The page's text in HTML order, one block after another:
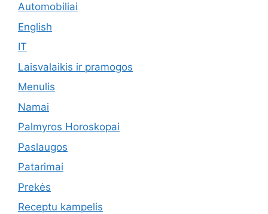
Automobiliai
English
IT
Laisvalaikis ir pramogos
Menulis
Namai
Palmyros Horoskopai
Paslaugos
Patarimai
Prekės
Receptu kampelis